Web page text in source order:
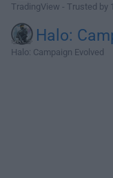
TradingView - Trusted by
Halo:
Halo: Campaign Evolved